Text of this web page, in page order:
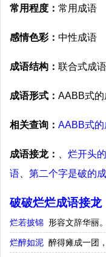
常用程度： 常用成语
感情色彩： 中性成语
成语结构： 联合式成语
成语形式： AABB式的
相关查询： AABB式的
成语接龙： 烂开头
语
第二个字是破的
破破烂烂成语接龙
烂若披锦 形容文辞华丽。
烂醉如泥 醉得瘫成一团